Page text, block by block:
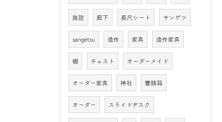
施設 廊下 長尺シート サンゲツ
sangetsu 造作 家具 造作家具
棚 チェスト オーダーメイド
オーダー家具 神社 賽銭箱
オーダー スライドデスク